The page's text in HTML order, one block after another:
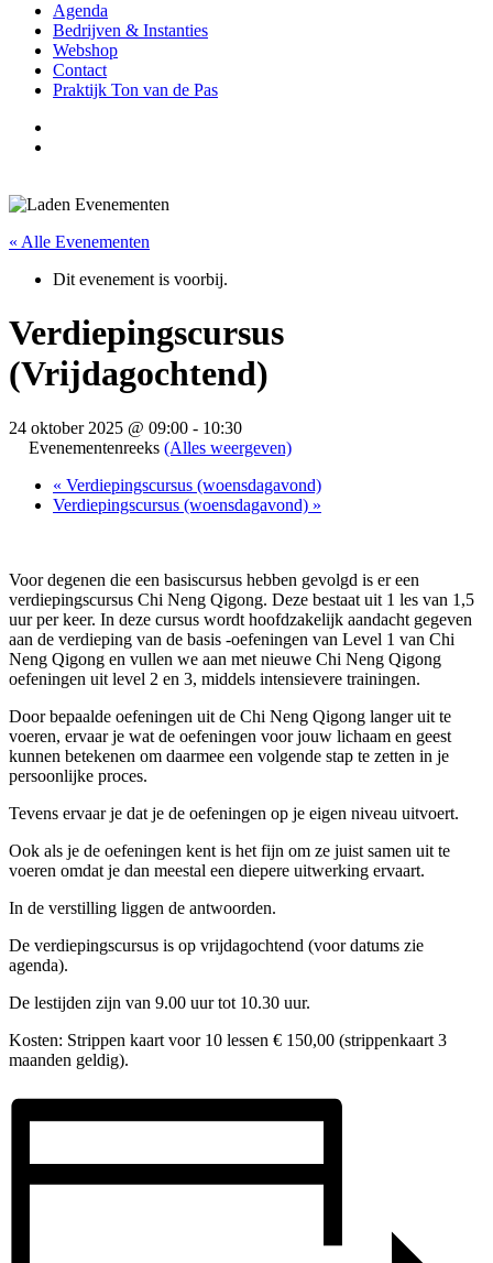
Agenda
Bedrijven & Instanties
Webshop
Contact
Praktijk Ton van de Pas
« Alle Evenementen
Dit evenement is voorbij.
Verdiepingscursus
(Vrijdagochtend)
24 oktober 2025 @ 09:00 - 10:30
Evenementenreeks (Alles weergeven)
« Verdiepingscursus (woensdagavond)
Verdiepingscursus (woensdagavond) »
Voor degenen die een basiscursus hebben gevolgd is er een
verdiepingscursus Chi Neng Qigong. Deze bestaat uit 1 les van 1,5
uur per keer. In deze cursus wordt hoofdzakelijk aandacht gegeven
aan de verdieping van de basis -oefeningen van Level 1 van Chi
Neng Qigong en vullen we aan met nieuwe Chi Neng Qigong
oefeningen uit level 2 en 3, middels intensievere trainingen.
Door bepaalde oefeningen uit de Chi Neng Qigong langer uit te
voeren, ervaar je wat de oefeningen voor jouw lichaam en geest
kunnen betekenen om daarmee een volgende stap te zetten in je
persoonlijke proces.
Tevens ervaar je dat je de oefeningen op je eigen niveau uitvoert.
Ook als je de oefeningen kent is het fijn om ze juist samen uit te
voeren omdat je dan meestal een diepere uitwerking ervaart.
In de verstilling liggen de antwoorden.
De verdiepingscursus is op vrijdagochtend (voor datums zie
agenda).
De lestijden zijn van 9.00 uur tot 10.30 uur.
Kosten: Strippen kaart voor 10 lessen € 150,00 (strippenkaart 3
maanden geldig).